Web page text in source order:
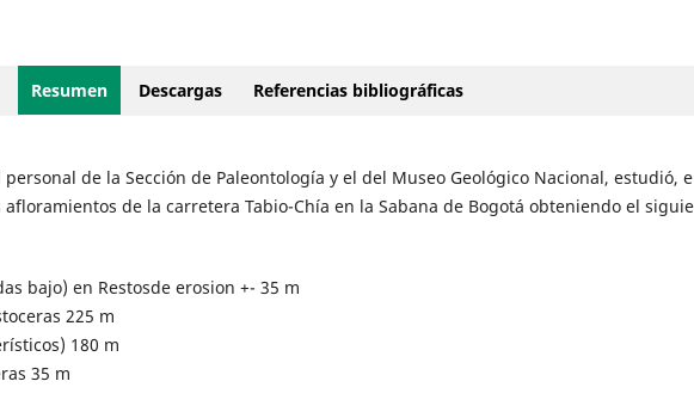
Resumen Descargas Referencias bibliográficas
de la Sección de Paleontología y el del Museo Geológico Nacional, estudió,
de la carretera Tabio-Chía en la Sabana de Bogotá obteniendo el
bajo) en Restosde erosion +- 35 m
225 m
180 m
35 m